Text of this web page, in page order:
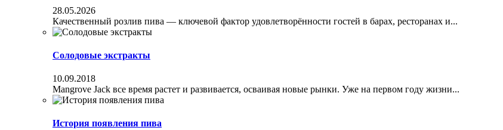
28.05.2026
Качественный розлив пива — ключевой фактор удовлетворённости гостей в барах, ресторанах и...
Солодовые экстракты
10.09.2018
Mangrove Jack все время растет и развивается, осваивая новые рынки. Уже на первом году жизни...
История появления пива